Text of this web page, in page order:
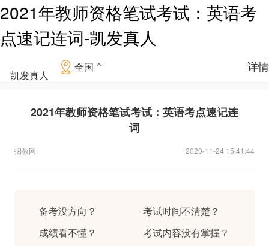
2021年教师资格笔试考试：英语考
点速记连词-凯发真人
凯发真人
全国 详情
2021年教师资格笔试考试：英语考点速记连
词
招教网 2020-11-24 15:41:44
备考没方向？
考试时间不清楚？
成绩看不懂？
考试内容没有掌握？